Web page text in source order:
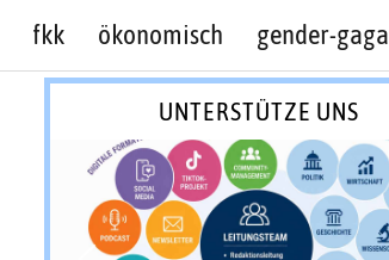
fkk ökonomisch gender-gaga
UNTERSTÜTZE UNS